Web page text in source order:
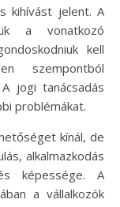
kihívást jelent. A
a vonatkozó
kell
szempontból
jogi tanácsadás
problémákat.
kínál, de
alkalmazkodás
képessége. A
a vállalkozók